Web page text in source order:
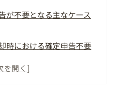
が不要となる主なケース
時における確定申告不要
い場合のリスクと注意点